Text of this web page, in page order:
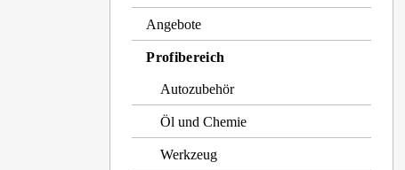
Angebote
Profibereich
Autozubehör
Öl und Chemie
Werkzeug